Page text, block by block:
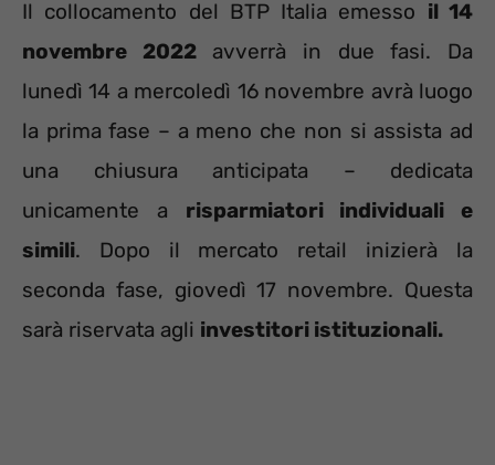
Il collocamento del BTP Italia emesso il 14
novembre 2022avverrà in due fasi. Da
lunedì 14 a mercoledì 16 novembre avrà luogo
la prima fase – a meno che non si assista ad
una chiusura anticipata – dedicata
unicamente a risparmiatori individuali e
simili. Dopo il mercato retail inizierà la
seconda fase, giovedì 17 novembre. Questa
sarà riservata agli investitori istituzionali.